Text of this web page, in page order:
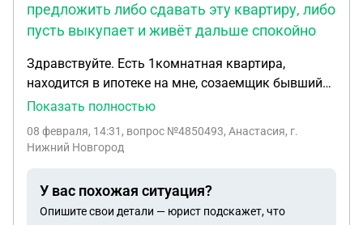
предложить либо сдавать эту квартиру, либо
пусть выкупает и живёт дальше спокойно
Здравствуйте. Есть 1комнатная квартира,
находится в ипотеке на мне, созаемщик бывший
муж, сейчас в собственности по 1/2, но после
детям(вложен мат.кап). Ключи бывший муж
выселить эту женщину, а ему предложить либо
сдавать эту квартиру, либо пусть выкупает и
Показать полностью
08 февраля, 14:31 , вопрос №4850493, Анастасия, г.
Нижний Новгород
У вас похожая ситуация?
Опишите свои детали — юрист подскажет, что